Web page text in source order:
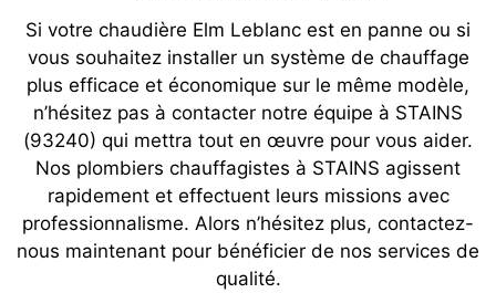
Si votre chaudière Elm Leblanc est en panne ou si
vous souhaitez installer un système de chauffage
plus efficace et économique sur le même modèle,
n’hésitez pas à contacter notre équipe à STAINS
(93240) qui mettra tout en œuvre pour vous aider.
Nos plombiers chauffagistes à STAINS agissent
rapidement et effectuent leurs missions avec
professionnalisme. Alors n’hésitez plus, contactez-
nous maintenant pour bénéficier de nos services de
qualité.